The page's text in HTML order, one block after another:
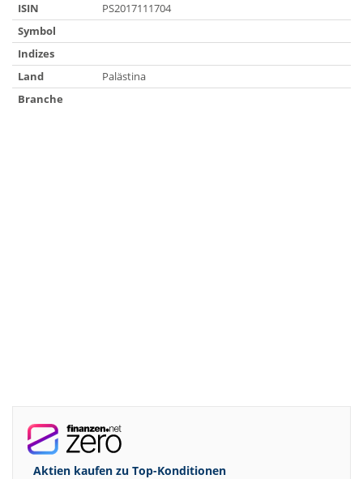
ISIN
PS2017111704
Symbol
Indizes
Land
Palästina
Branche
Aktien kaufen zu Top-Konditionen